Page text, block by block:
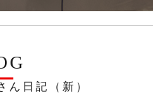
ん日記（新）